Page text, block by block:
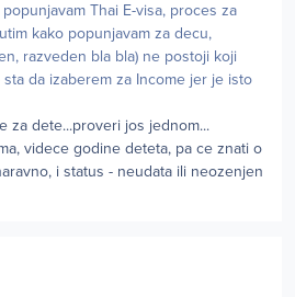
Thai E-visa, proces za
kako popunjavam za decu,
razveden bla bla) ne postoji koji
da izaberem za Income jer je isto
za dete...proveri jos jednom...
videce godine deteta, pa ce znati o
i status - neudata ili neozenjen